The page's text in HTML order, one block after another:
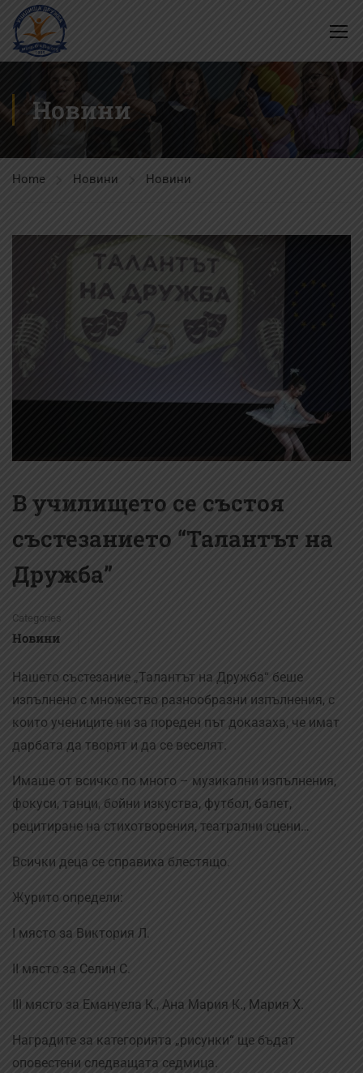
Новини
Home Новини Новини
В училището се състоя
състезанието “Талантът на
Дружба”
Categories
Новини
Нашето състезание „Талантът на Дружба“ беше
изпълнено с множество разнообразни изпълнения, с
които учениците ни за пореден път доказаха, че имат
дарбата да творят и да се веселят.
Имаше от всичко по много – музикални изпълнения,
фокуси, танци, бойни изкуства, футбол, балет,
рецитиране на стихотворения, театрални сцени…
Всички деца се справиха блестящо.
Журито определи:
I място за Виктория Л.
II място за Селин С.
III място за Емануела К., Ана Мария К., Мария Х.
Наградите за категорията „рисунки“ ще бъдат
оповестени следващата седмица.